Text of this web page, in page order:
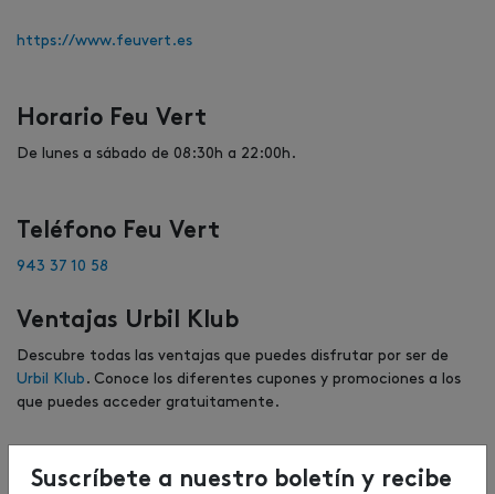
https://www.feuvert.es
Horario Feu Vert
De lunes a sábado de 08:30h a 22:00h.
Teléfono Feu Vert
943 37 10 58
Ventajas Urbil Klub
Descubre todas las ventajas que puedes disfrutar por ser de
Urbil Klub . Conoce los diferentes cupones y promociones a los
que puedes acceder gratuitamente.
Suscríbete a nuestro boletín y recibe